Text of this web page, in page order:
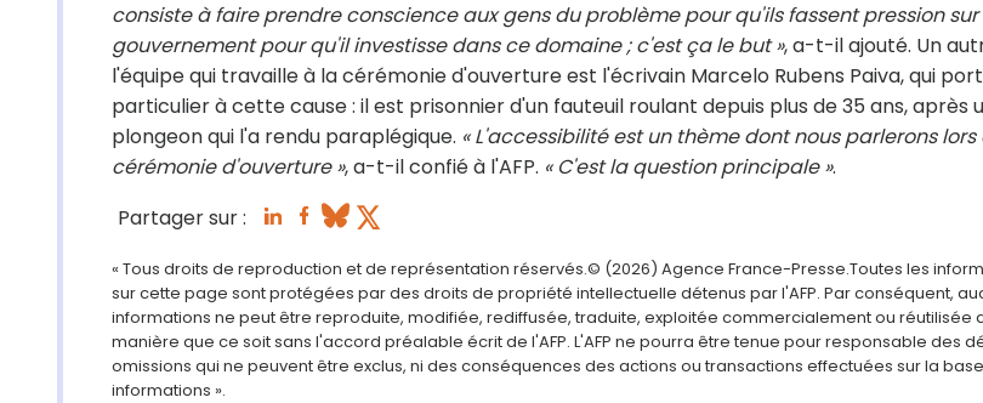
consiste à faire prendre conscience aux gens du problème pour qu'ils fassent pression sur
gouvernement pour qu'il investisse dans ce domaine ; c'est ça le but », a-t-il ajouté. Un
l'équipe qui travaille à la cérémonie d'ouverture est l'écrivain Marcelo Rubens Paiva, qui
particulier à cette cause : il est prisonnier d'un fauteuil roulant depuis plus de 35 ans, après
plongeon qui l'a rendu paraplégique. « L'accessibilité est un thème dont nous parlerons lors
cérémonie d'ouverture », a-t-il confié à l'AFP. « C'est la question principale ».
Partager sur :
« Tous droits de reproduction et de représentation réservés.© (2026) Agence France-Presse.Toutes les
sur cette page sont protégées par des droits de propriété intellectuelle détenus par l'AFP. Par conséquent,
informations ne peut être reproduite, modifiée, rediffusée, traduite, exploitée commercialement ou réutilisée
manière que ce soit sans l'accord préalable écrit de l'AFP. L'AFP ne pourra être tenue pour responsable des
omissions qui ne peuvent être exclus, ni des conséquences des actions ou transactions effectuées sur la
informations ».